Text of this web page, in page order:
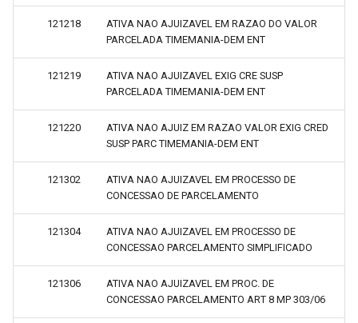
121218
ATIVA NAO AJUIZAVEL EM RAZAO DO VALOR
PARCELADA TIMEMANIA-DEM ENT
121219
ATIVA NAO AJUIZAVEL EXIG CRE SUSP
PARCELADA TIMEMANIA-DEM ENT
121220
ATIVA NAO AJUIZ EM RAZAO VALOR EXIG CRED
SUSP PARC TIMEMANIA-DEM ENT
121302
ATIVA NAO AJUIZAVEL EM PROCESSO DE
CONCESSAO DE PARCELAMENTO
121304
ATIVA NAO AJUIZAVEL EM PROCESSO DE
CONCESSAO PARCELAMENTO SIMPLIFICADO
121306
ATIVA NAO AJUIZAVEL EM PROC. DE
CONCESSAO PARCELAMENTO ART 8 MP 303/06